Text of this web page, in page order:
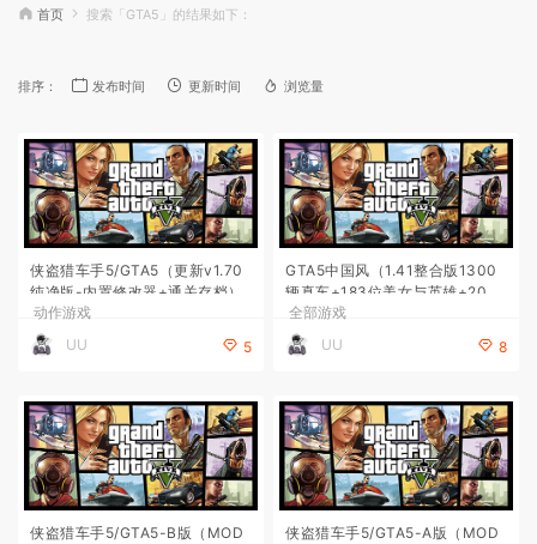
首页 搜索「GTA5」的结果如下：
排序： 发布时间 更新时间 浏览量
侠盗猎车手5/GTA5（更新v1.70
纯净版-内置修改器+通关存档）
动作游戏
UU
5
GTA5中国风（1.41整合版1300
辆真车+183位美女与英雄+20
0%存档）
全部游戏
UU
8
侠盗猎车手5/GTA5-B版（MOD
侠盗猎车手5/GTA5-A版（MOD